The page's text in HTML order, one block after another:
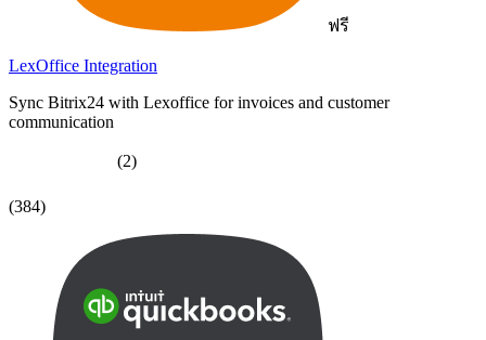
ฟรี
LexOffice Integration
Sync Bitrix24 with Lexoffice for invoices and customer
communication
(2)
(384)